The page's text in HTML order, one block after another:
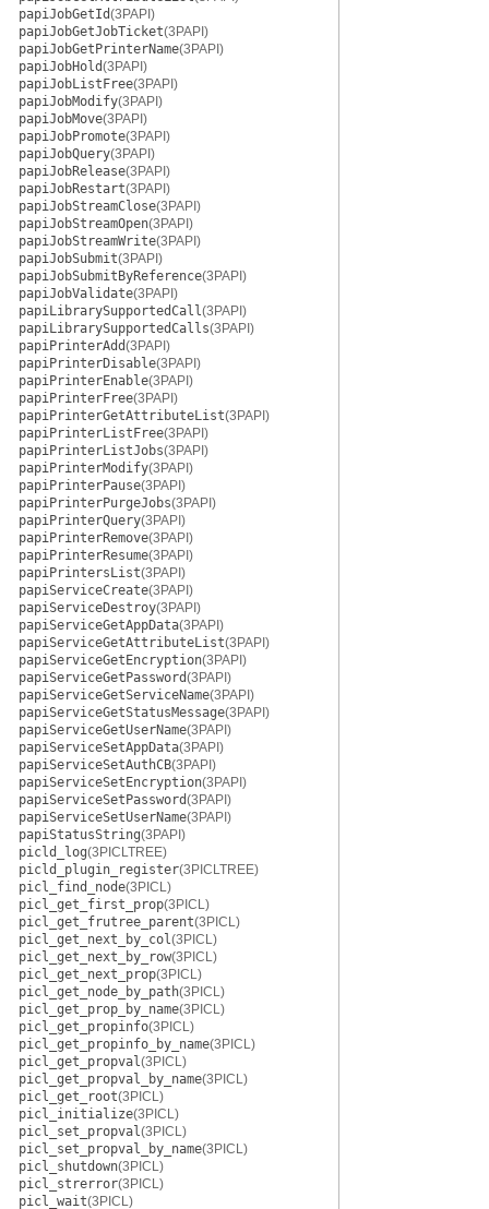
papiJobGetId(3PAPI)
papiJobGetJobTicket(3PAPI)
papiJobGetPrinterName(3PAPI)
papiJobHold(3PAPI)
papiJobListFree(3PAPI)
papiJobModify(3PAPI)
papiJobMove(3PAPI)
papiJobPromote(3PAPI)
papiJobQuery(3PAPI)
papiJobRelease(3PAPI)
papiJobRestart(3PAPI)
papiJobStreamClose(3PAPI)
papiJobStreamOpen(3PAPI)
papiJobStreamWrite(3PAPI)
papiJobSubmit(3PAPI)
papiJobSubmitByReference(3PAPI)
papiJobValidate(3PAPI)
papiLibrarySupportedCall(3PAPI)
papiLibrarySupportedCalls(3PAPI)
papiPrinterAdd(3PAPI)
papiPrinterDisable(3PAPI)
papiPrinterEnable(3PAPI)
papiPrinterFree(3PAPI)
papiPrinterGetAttributeList(3PAPI)
papiPrinterListFree(3PAPI)
papiPrinterListJobs(3PAPI)
papiPrinterModify(3PAPI)
papiPrinterPause(3PAPI)
papiPrinterPurgeJobs(3PAPI)
papiPrinterQuery(3PAPI)
papiPrinterRemove(3PAPI)
papiPrinterResume(3PAPI)
papiPrintersList(3PAPI)
papiServiceCreate(3PAPI)
papiServiceDestroy(3PAPI)
papiServiceGetAppData(3PAPI)
papiServiceGetAttributeList(3PAPI)
papiServiceGetEncryption(3PAPI)
papiServiceGetPassword(3PAPI)
papiServiceGetServiceName(3PAPI)
papiServiceGetStatusMessage(3PAPI)
papiServiceGetUserName(3PAPI)
papiServiceSetAppData(3PAPI)
papiServiceSetAuthCB(3PAPI)
papiServiceSetEncryption(3PAPI)
papiServiceSetPassword(3PAPI)
papiServiceSetUserName(3PAPI)
papiStatusString(3PAPI)
picld_log(3PICLTREE)
picld_plugin_register(3PICLTREE)
picl_find_node(3PICL)
picl_get_first_prop(3PICL)
picl_get_frutree_parent(3PICL)
picl_get_next_by_col(3PICL)
picl_get_next_by_row(3PICL)
picl_get_next_prop(3PICL)
picl_get_node_by_path(3PICL)
picl_get_prop_by_name(3PICL)
picl_get_propinfo(3PICL)
picl_get_propinfo_by_name(3PICL)
picl_get_propval(3PICL)
picl_get_propval_by_name(3PICL)
picl_get_root(3PICL)
picl_initialize(3PICL)
picl_set_propval(3PICL)
picl_set_propval_by_name(3PICL)
picl_shutdown(3PICL)
picl_strerror(3PICL)
picl_wait(3PICL)